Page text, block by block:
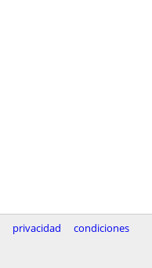
privacidad
condiciones